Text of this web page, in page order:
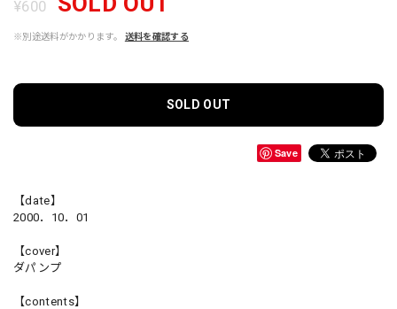
¥600
※別途送料がかかります。 送料を確認する
SOLD OUT
Save
【date】
2000．10．01
【cover】
ダパンプ
【contents】